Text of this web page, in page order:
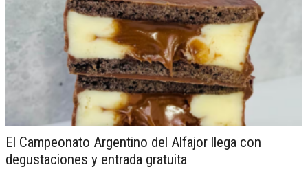
El Campeonato Argentino del Alfajor llega con
degustaciones y entrada gratuita